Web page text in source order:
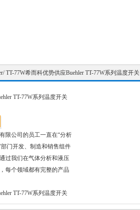
TT-77W希而科优势供应Buehler TT-77W系列温度开关
TT-77W系列温度开关
限公司的员工一直在“分析
门开发、制造和销售组件
过我们在气体分析和液压
每个领域都有完整的产品
TT-77W系列温度开关